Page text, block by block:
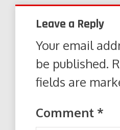
Leave a Reply
Your email
be published.
fields are
Comment *